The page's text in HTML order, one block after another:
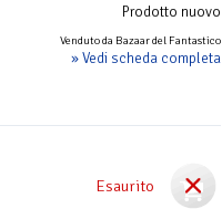
Prodotto nuovo
Venduto da Bazaar del Fantastico
» Vedi scheda completa
Esaurito